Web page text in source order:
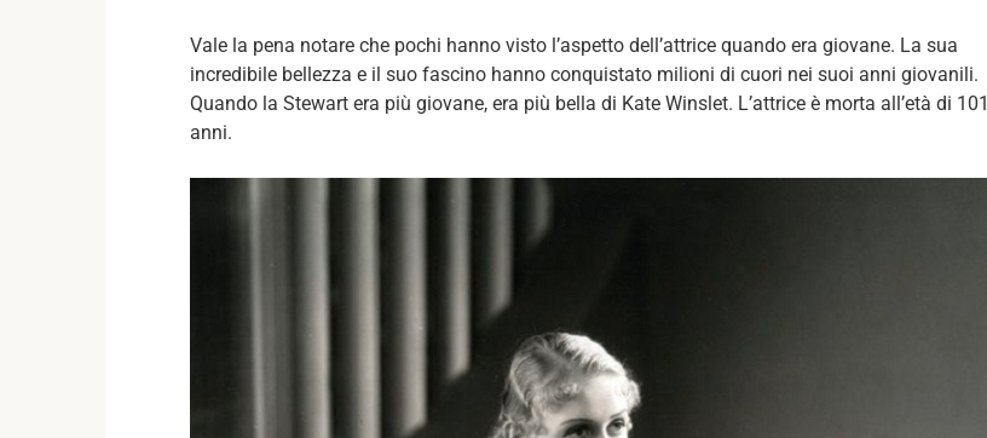
Vale la pena notare che pochi hanno visto l’aspetto dell’attrice quando era giovane. La sua
incredibile bellezza e il suo fascino hanno conquistato milioni di cuori nei suoi anni giovanili.
Quando la Stewart era più giovane, era più bella di Kate Winslet. L’attrice è morta all’età di 101
anni.